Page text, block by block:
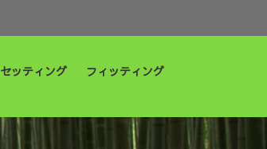
セッティング フィッティング